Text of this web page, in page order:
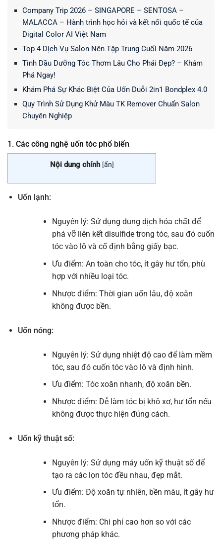
Company Trip 2026 – SINGAPORE – SENTOSA –
MALACCA – Hành trình học hỏi và kết nối quốc tế của
Digital Color AI Việt Nam
Top 4 Dịch Vụ Salon Nên Tập Trung Cuối Năm 2026
Tinh Dầu Dưỡng Tóc Thơm Lâu Cho Phái Đẹp? – Khám
Phá Ngay!
Khám Phá Sự Khác Biệt Của Uốn Duỗi 2in1 Bondplex 4.0
Quy Trình Sử Dụng Khử Màu TK Remover Chuẩn Salon
Chuyên Nghiệp
1. Các công nghệ uốn tóc phổ biến
Nội dung chính [ẩn]
Uốn lạnh:
Nguyên lý: Sử dụng dung dịch hóa chất để
phá vỡ liên kết disulfide trong tóc, sau đó cuốn
tóc vào lô và cố định bằng giấy bạc.
Ưu điểm: An toàn cho tóc, ít gây hư tổn, phù
hợp với nhiều loại tóc.
Nhược điểm: Thời gian uốn lâu, độ xoăn
không được bền.
Uốn nóng:
Nguyên lý: Sử dụng nhiệt độ cao để làm mềm
tóc, sau đó cuốn tóc vào lô và định hình.
Ưu điểm: Tóc xoăn nhanh, độ xoăn bền.
Nhược điểm: Dễ làm tóc bị khô xơ, hư tổn nếu
không được thực hiện đúng cách.
Uốn kỹ thuật số:
Nguyên lý: Sử dụng máy uốn kỹ thuật số để
tạo ra các lọn tóc đều nhau, đẹp mắt.
Ưu điểm: Độ xoăn tự nhiên, bền màu, ít gây hư
tổn.
Nhược điểm: Chi phí cao hơn so với các
phương pháp khác.